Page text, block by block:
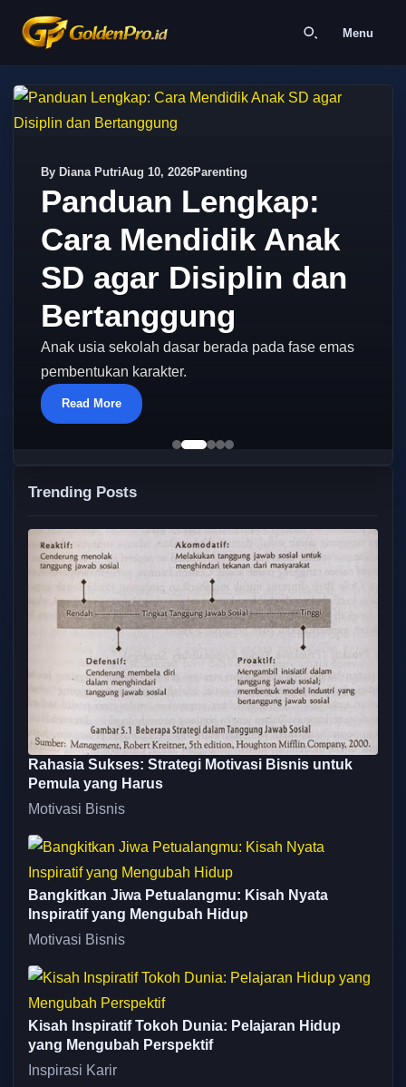
Menu
By Diana PutriAug 10, 2026Parenting
Panduan Lengkap:
Cara Mendidik Anak
SD agar Disiplin dan
Bertanggung
Anak usia sekolah dasar berada pada fase emas
pembentukan karakter.
Read More
Trending Posts
Rahasia Sukses: Strategi Motivasi Bisnis untuk
Pemula yang Harus
Motivasi Bisnis
Bangkitkan Jiwa Petualangmu: Kisah Nyata
Inspiratif yang Mengubah Hidup
Motivasi Bisnis
Kisah Inspiratif Tokoh Dunia: Pelajaran Hidup
yang Mengubah Perspektif
Inspirasi Karir